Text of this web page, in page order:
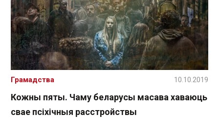
Кожны пяты. Чаму беларусы масава хаваюць
свае псіхічныя расстройствы
Грамадства 10.10.2019